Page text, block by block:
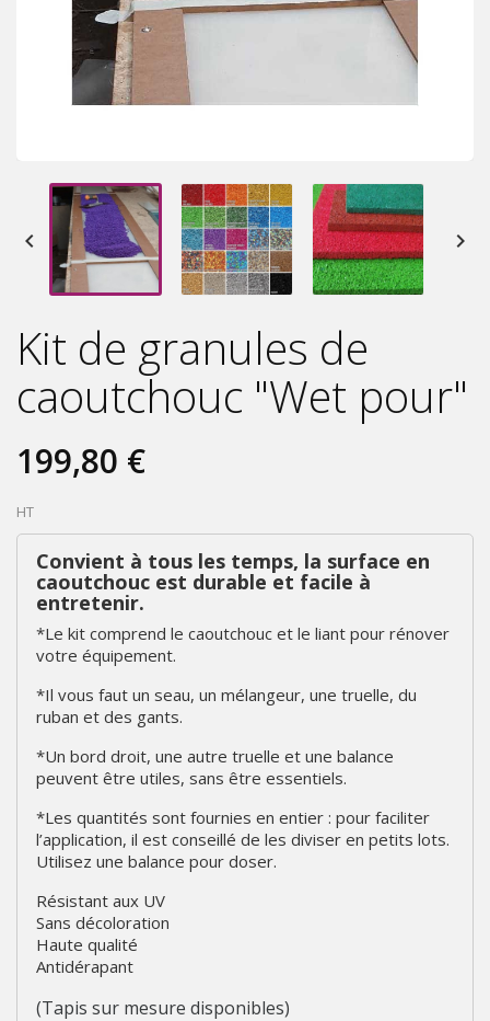
 
Kit de granules de
caoutchouc "Wet pour"
199,80 €
HT
Convient à tous les temps, la surface en
caoutchouc est durable et facile à
entretenir.
*Le kit comprend le caoutchouc et le liant pour rénover
votre équipement.
*Il vous faut un seau, un mélangeur, une truelle, du
ruban et des gants.
*Un bord droit, une autre truelle et une balance
peuvent être utiles, sans être essentiels.
*Les quantités sont fournies en entier : pour faciliter
l’application, il est conseillé de les diviser en petits lots.
Utilisez une balance pour doser.
Résistant aux UV
Sans décoloration
Haute qualité
Antidérapant
(Tapis sur mesure disponibles)